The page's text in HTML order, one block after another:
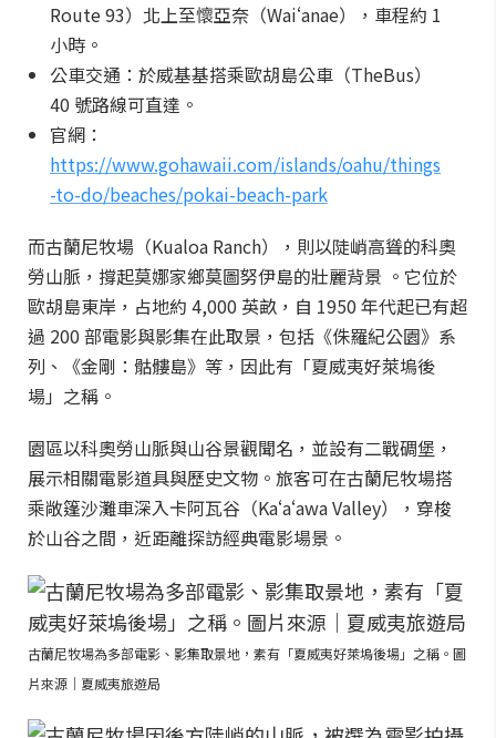
Route 93）北上至懷亞奈（Waiʻanae），車程約 1
小時。
公車交通：於威基基搭乘歐胡島公車（TheBus）
40 號路線可直達。
官網：
https://www.gohawaii.com/islands/oahu/things
-to-do/beaches/pokai-beach-park
而古蘭尼牧場（Kualoa Ranch），則以陡峭高聳的科奧
勞山脈，撐起莫娜家鄉莫圖努伊島的壯麗背景 。它位於
歐胡島東岸，占地約 4,000 英畝，自 1950 年代起已有超
過 200 部電影與影集在此取景，包括《侏羅紀公園》系
列、《金剛：骷髏島》等，因此有「夏威夷好萊塢後
場」之稱。
園區以科奧勞山脈與山谷景觀聞名，並設有二戰碉堡，
展示相關電影道具與歷史文物。旅客可在古蘭尼牧場搭
乘敞篷沙灘車深入卡阿瓦谷（Kaʻaʻawa Valley），穿梭
於山谷之間，近距離探訪經典電影場景。
古蘭尼牧場為多部電影、影集取景地，素有「夏威夷好萊塢後場」之稱。圖
片來源｜夏威夷旅遊局